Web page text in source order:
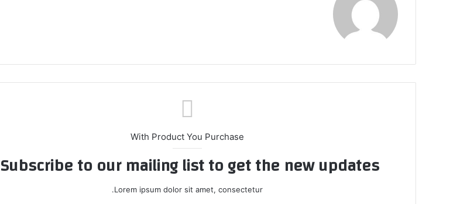
With Product You Purchase
Subscribe to our mailing list to get the new updates!
Lorem ipsum dolor sit amet, consectetur.